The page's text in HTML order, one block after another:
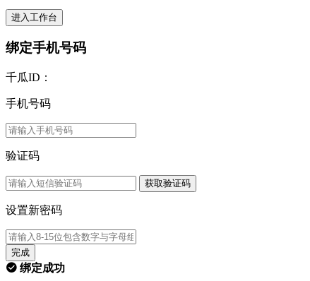
进入工作台
绑定手机号码
千瓜ID：
手机号码
验证码
获取验证码
设置新密码
完成
绑定成功